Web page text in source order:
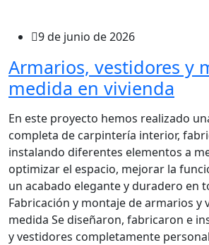
9 de junio de 2026
Armarios, vestidores y
medida en vivienda
En este proyecto hemos realizado
completa de carpintería interior,
instalando diferentes elementos a
optimizar el espacio, mejorar la
un acabado elegante y duradero en
Fabricación y montaje de armarios y
medida Se diseñaron, fabricaron e
y vestidores completamente